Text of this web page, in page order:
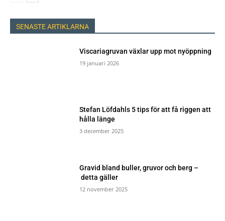
SENASTE ARTIKLARNA
Viscariagruvan växlar upp mot nyöppning
19 januari 2026
Stefan Löfdahls 5 tips för att få riggen att
hålla länge
3 december 2025
Gravid bland buller, gruvor och berg –
detta gäller
12 november 2025